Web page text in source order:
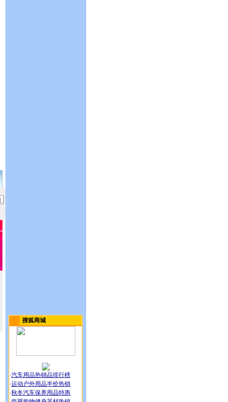
搜狐商城
·汽车用品热销品排行榜
·运动户外用品半价热销
·秋冬汽车保养用品特惠